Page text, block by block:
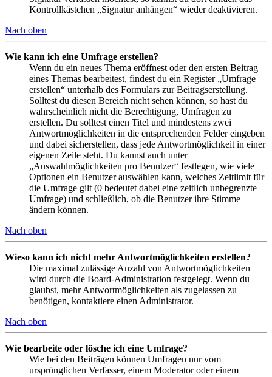
Kontrollkästchen „Signatur anhängen“ wieder deaktivieren.
Nach oben
Wie kann ich eine Umfrage erstellen?
Wenn du ein neues Thema eröffnest oder den ersten Beitrag
eines Themas bearbeitest, findest du ein Register „Umfrage
erstellen“ unterhalb des Formulars zur Beitragserstellung.
Solltest du diesen Bereich nicht sehen können, so hast du
wahrscheinlich nicht die Berechtigung, Umfragen zu
erstellen. Du solltest einen Titel und mindestens zwei
Antwortmöglichkeiten in die entsprechenden Felder eingeben
und dabei sicherstellen, dass jede Antwortmöglichkeit in einer
eigenen Zeile steht. Du kannst auch unter
„Auswahlmöglichkeiten pro Benutzer“ festlegen, wie viele
Optionen ein Benutzer auswählen kann, welches Zeitlimit für
die Umfrage gilt (0 bedeutet dabei eine zeitlich unbegrenzte
Umfrage) und schließlich, ob die Benutzer ihre Stimme
ändern können.
Nach oben
Wieso kann ich nicht mehr Antwortmöglichkeiten erstellen?
Die maximal zulässige Anzahl von Antwortmöglichkeiten
wird durch die Board-Administration festgelegt. Wenn du
glaubst, mehr Antwortmöglichkeiten als zugelassen zu
benötigen, kontaktiere einen Administrator.
Nach oben
Wie bearbeite oder lösche ich eine Umfrage?
Wie bei den Beiträgen können Umfragen nur vom
ursprünglichen Verfasser, einem Moderator oder einem